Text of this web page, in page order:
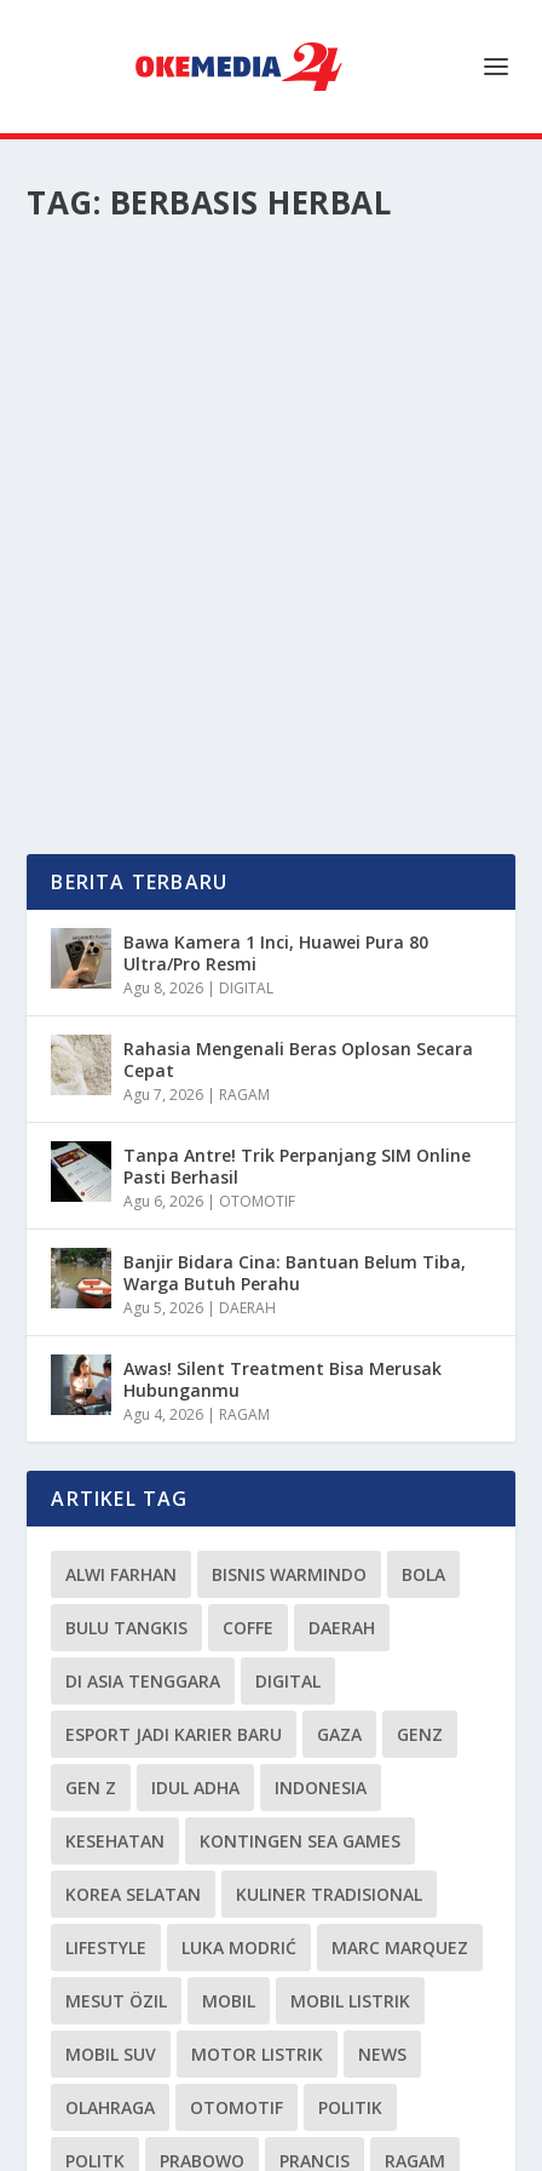
TAG: BERBASIS HERBAL
BERITA TERBARU
Bawa Kamera 1 Inci, Huawei Pura 80
Ultra/Pro Resmi
Agu 8, 2026 | DIGITAL
Rahasia Mengenali Beras Oplosan Secara
Cepat
Agu 7, 2026 | RAGAM
Tanpa Antre! Trik Perpanjang SIM Online
Pasti Berhasil
Agu 6, 2026 | OTOMOTIF
Banjir Bidara Cina: Bantuan Belum Tiba,
Warga Butuh Perahu
Agu 5, 2026 | DAERAH
Awas! Silent Treatment Bisa Merusak
Hubunganmu
Agu 4, 2026 | RAGAM
ARTIKEL TAG
ALWI FARHAN BISNIS WARMINDO BOLA
BULU TANGKIS COFFE DAERAH
DI ASIA TENGGARA DIGITAL
ESPORT JADI KARIER BARU GAZA GENZ
GEN Z IDUL ADHA INDONESIA
KESEHATAN KONTINGEN SEA GAMES
KOREA SELATAN KULINER TRADISIONAL
LIFESTYLE LUKA MODRIĆ MARC MARQUEZ
MESUT ÖZIL MOBIL MOBIL LISTRIK
MOBIL SUV MOTOR LISTRIK NEWS
OLAHRAGA OTOMOTIF POLITIK
POLITK PRABOWO PRANCIS RAGAM